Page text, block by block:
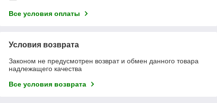
Все условия оплаты
Условия возврата
Законом не предусмотрен возврат и обмен данного товара
надлежащего качества
Все условия возврата